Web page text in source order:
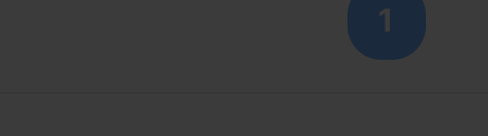
1